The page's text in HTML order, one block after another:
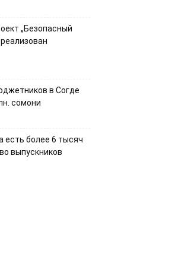
„Безопасный
в Согде
сомони
есть более 6 тысяч
выпускников